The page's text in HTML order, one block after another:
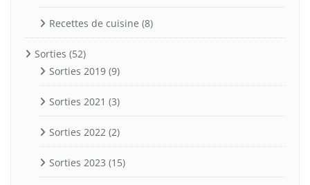
Recettes de cuisine (8)
Sorties (52)
Sorties 2019 (9)
Sorties 2021 (3)
Sorties 2022 (2)
Sorties 2023 (15)